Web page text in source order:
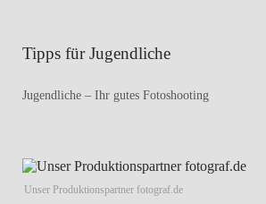
Tipps für Jugendliche
Jugendliche – Ihr gutes Fotoshooting
Unser Produktionspartner fotograf.de